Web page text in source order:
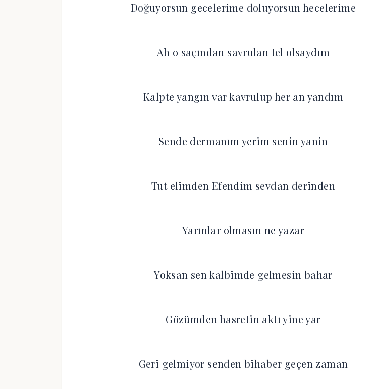
Doğuyorsun gecelerime doluyorsun hecelerime
Ah o saçından savrulan tel olsaydım
Kalpte yangın var kavrulup her an yandım
Sende dermanım yerim senin yanin
Tut elimden Efendim sevdan derinden
Yarınlar olmasın ne yazar
Yoksan sen kalbimde gelmesin bahar
Gözümden hasretin aktı yine yar
Geri gelmiyor senden bihaber geçen zaman